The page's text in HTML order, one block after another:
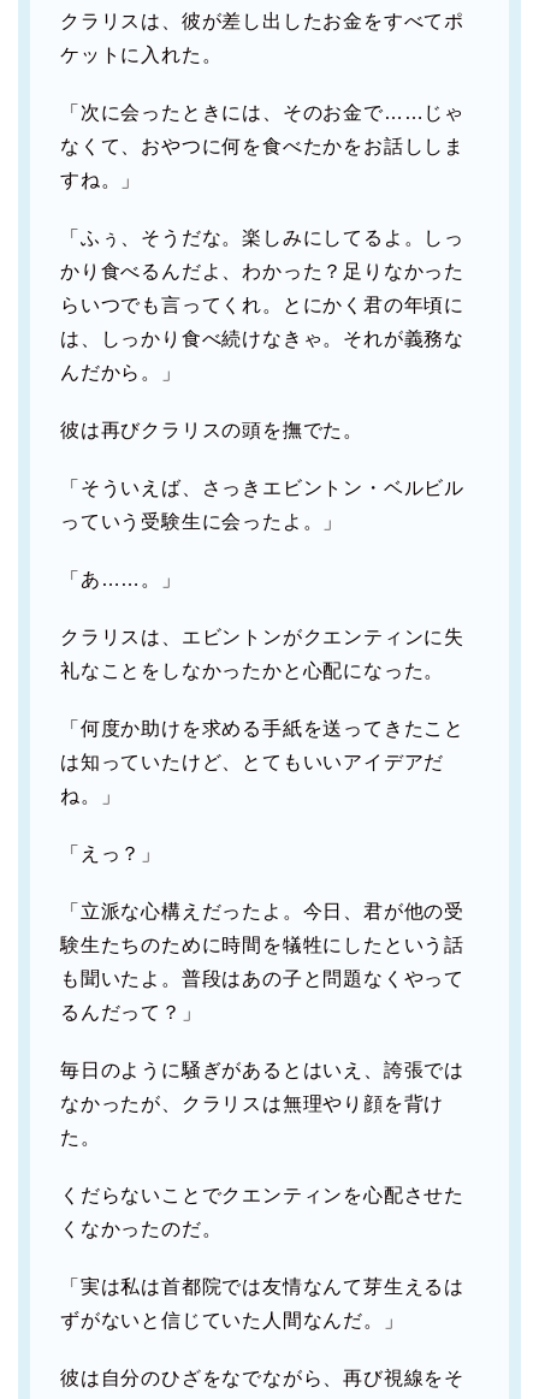
クラリスは、彼が差し出したお金をすべてポ
ケットに入れた。
「次に会ったときには、そのお金で……じゃ
なくて、おやつに何を食べたかをお話ししま
すね。」
「ふぅ、そうだな。楽しみにしてるよ。しっ
かり食べるんだよ、わかった？足りなかった
らいつでも言ってくれ。とにかく君の年頃に
は、しっかり食べ続けなきゃ。それが義務な
んだから。」
彼は再びクラリスの頭を撫でた。
「そういえば、さっきエビントン・ベルビル
っていう受験生に会ったよ。」
「あ……。」
クラリスは、エビントンがクエンティンに失
礼なことをしなかったかと心配になった。
「何度か助けを求める手紙を送ってきたこと
は知っていたけど、とてもいいアイデアだ
ね。」
「えっ？」
「立派な心構えだったよ。今日、君が他の受
験生たちのために時間を犠牲にしたという話
も聞いたよ。普段はあの子と問題なくやって
るんだって？」
毎日のように騒ぎがあるとはいえ、誇張では
なかったが、クラリスは無理やり顔を背け
た。
くだらないことでクエンティンを心配させた
くなかったのだ。
「実は私は首都院では友情なんて芽生えるは
ずがないと信じていた人間なんだ。」
彼は自分のひざをなでながら、再び視線をそ